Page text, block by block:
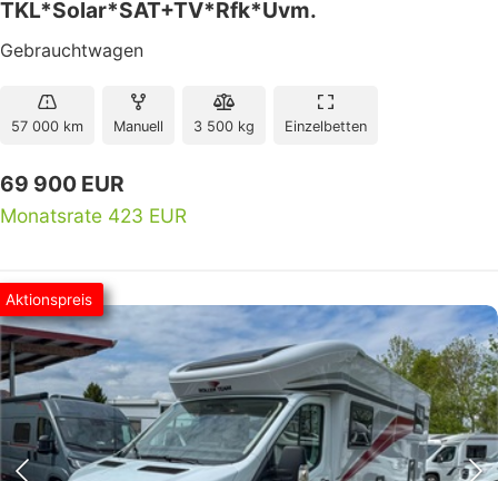
TKL*Solar*SAT+TV*Rfk*Uvm.
Gebrauchtwagen
57 000 km Manuell 3 500 kg Einzelbetten
69 900 EUR
Monatsrate 423 EUR
Aktionspreis